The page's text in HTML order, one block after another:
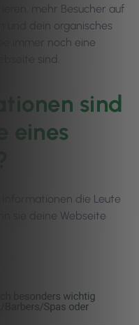
mehr Besucher auf
und dein organisches
immer noch eine
sind.
sind
eines
die Leute
sie deine Webseite